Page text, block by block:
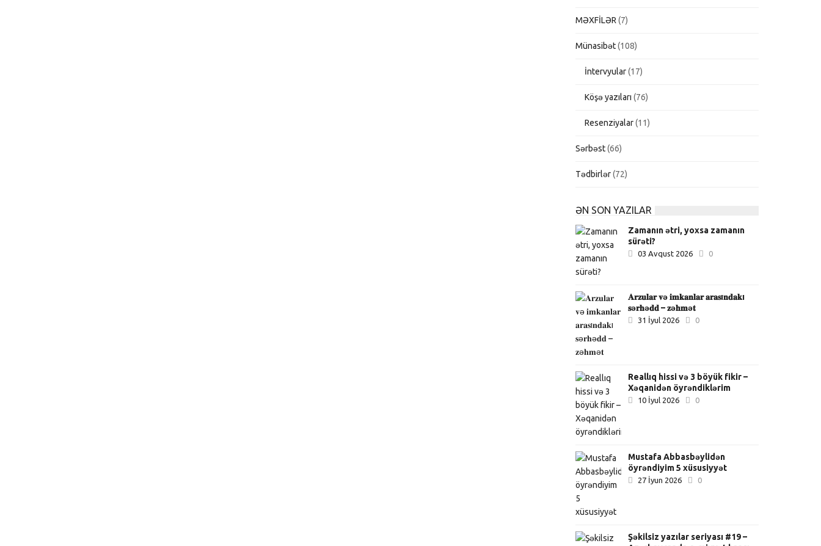
MƏXFİLƏR (7)
Münasibət(108)
İntervyular(17)
Köşə yazıları (76)
Resenziyalar(11)
Sərbəst(66)
Tədbirlər(72)
ƏN SON YAZILAR
Zamanın ətri, yoxsa zamanın
sürəti?
03 Avqust 2026 0
𝐀𝐫𝐳𝐮𝐥𝐚𝐫 𝐯ə 𝐢𝐦𝐤𝐚𝐧𝐥𝐚𝐫 𝐚𝐫𝐚𝐬ı𝐧𝐝𝐚𝐤ı
𝐬ə𝐫𝐡ə𝐝𝐝 – 𝐳ə𝐡𝐦ə𝐭
31 İyul 2026 0
Reallıq hissi və 3 böyük fikir –
Xəqanidən öyrəndiklərim
10 İyul 2026 0
Mustafa Abbasbəylidən
öyrəndiyim 5 xüsusiyyət
27 İyun 2026 0
Şəkilsiz yazılar seriyası #19 –